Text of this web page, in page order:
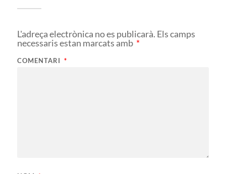
L'adreça electrònica no es publicarà. Els camps
necessaris estan marcats amb *
COMENTARI *